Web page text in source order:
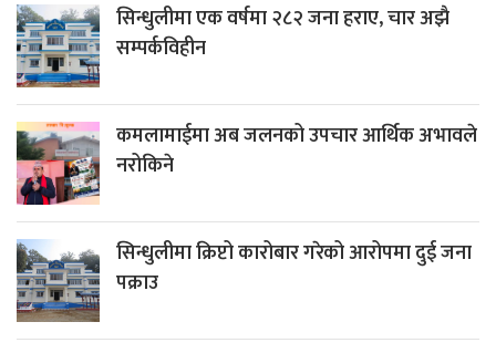
सिन्धुलीमा एक वर्षमा २८२ जना हराए, चार अझै
सम्पर्कविहीन
कमलामाईमा अब जलनको उपचार आर्थिक अभावले
नरोकिने
सिन्धुलीमा क्रिप्टो कारोबार गरेको आरोपमा दुई जना
पक्राउ